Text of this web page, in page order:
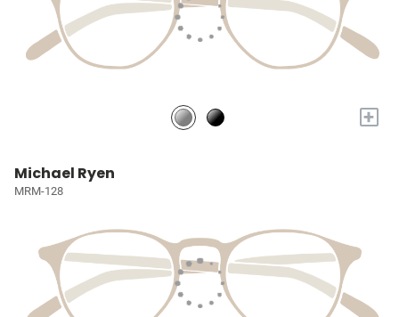
+
Michael Ryen
MRM-128